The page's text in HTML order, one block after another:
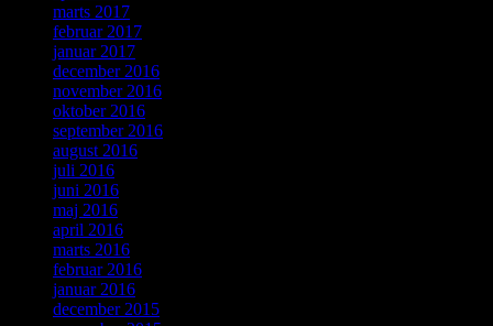
marts 2017
februar 2017
januar 2017
december 2016
november 2016
oktober 2016
september 2016
august 2016
juli 2016
juni 2016
maj 2016
april 2016
marts 2016
februar 2016
januar 2016
december 2015